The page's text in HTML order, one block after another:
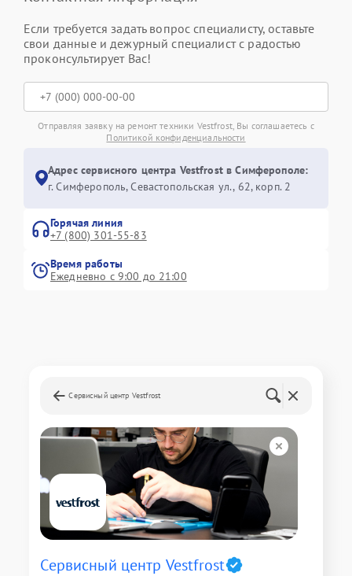
Если требуется задать вопрос специалисту, оставьте
свои данные и дежурный специалист с радостью
проконсультирует Вас!
Отправляя заявку на ремонт техники Vestfrost, Вы соглашаетесь с
Политикой конфиденциальности
Адрес сервисного центра Vestfrost в Симферополе:
г. Симферополь, Севастопольская ул., 62, корп. 2
Горячая линия
+7 (800) 301-55-83
Время работы
Ежедневно с 9:00 до 21:00
Сервисный центр Vestfrost
Сервисный центр Vestfrost